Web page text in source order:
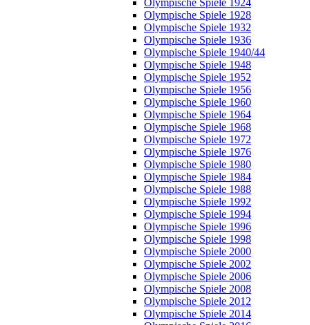
Olympische Spiele 1924
Olympische Spiele 1928
Olympische Spiele 1932
Olympische Spiele 1936
Olympische Spiele 1940/44
Olympische Spiele 1948
Olympische Spiele 1952
Olympische Spiele 1956
Olympische Spiele 1960
Olympische Spiele 1964
Olympische Spiele 1968
Olympische Spiele 1972
Olympische Spiele 1976
Olympische Spiele 1980
Olympische Spiele 1984
Olympische Spiele 1988
Olympische Spiele 1992
Olympische Spiele 1994
Olympische Spiele 1996
Olympische Spiele 1998
Olympische Spiele 2000
Olympische Spiele 2002
Olympische Spiele 2006
Olympische Spiele 2008
Olympische Spiele 2012
Olympische Spiele 2014